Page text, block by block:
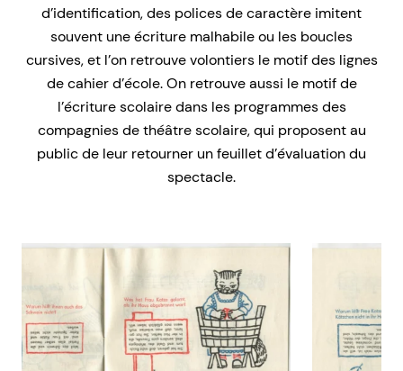
d’identification, des polices de caractère imitent
souvent une écriture malhabile ou les boucles
cursives, et l’on retrouve volontiers le motif des lignes
de cahier d’école. On retrouve aussi le motif de
l’écriture scolaire dans les programmes des
compagnies de théâtre scolaire, qui proposent au
public de leur retourner un feuillet d’évaluation du
spectacle.